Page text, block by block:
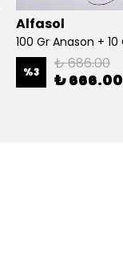
Alfasol
%3 ₺ 686.00
₺ 666.00